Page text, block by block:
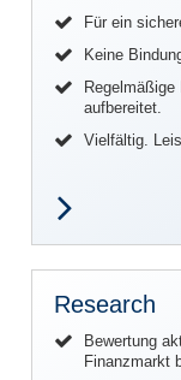
Für ein
Keine
aufbereitet.
Vielfältig.
Research
Bewertung
Finanzmarkt